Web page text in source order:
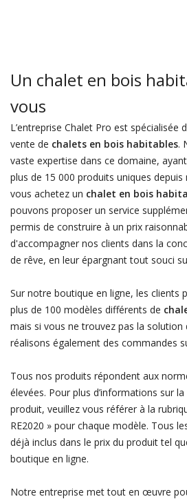
Un chalet en bois
vous
L’entreprise Chalet Pro est spécialisée
vente de chalets en bois habitables.
vaste expertise dans ce domaine,
plus de 15 000 produits uniques
vous achetez un chalet en bois
pouvons proposer un service
permis de construire à un prix
d'accompagner nos clients dans la
de rêve, en leur épargnant tout souci
Sur notre boutique en ligne, les clients
plus de 100 modèles différents de
mais si vous ne trouvez pas la solution
réalisons également des commandes
Tous nos produits répondent aux
élevées. Pour plus d’informations sur
produit, veuillez vous référer à la
RE2020 » pour chaque modèle. Tous
déjà inclus dans le prix du produit tel
boutique en ligne.
Notre entreprise met tout en œuvre